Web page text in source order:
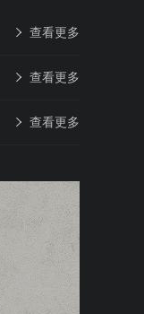
查看更多
查看更多
查看更多